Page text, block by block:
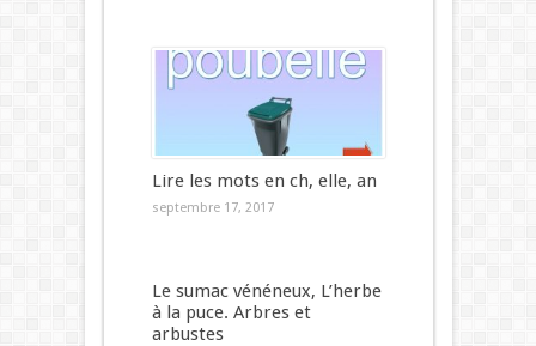
Lire les mots en ch, elle, an
septembre 17, 2017
Le sumac vénéneux, L’herbe
à la puce. Arbres et
arbustes